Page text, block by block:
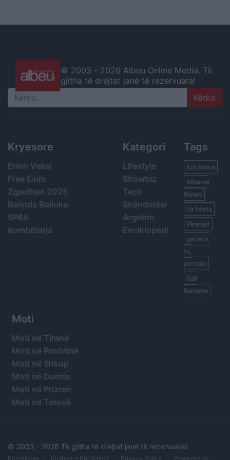
© 2003 - 2026 Albeu Online Media. Të
gjitha të drejtat janë të rezervuara!
Search
Kryesore
Erion Veliaj
Free Esim
Zgjedhjet 2025
Belinda Balluku
SPAK
Kombëtarja
Kategori
Lifestyle
Showbiz
Tech
Shëndetësi
Argetim
Enciklopedi
Tags
Edi Rama
Albania
News
Ilir Meta
Piranjat
gazeta,
tv,
portale
Sali
Berisha
Moti
Moti në Tiranë
Moti në Prishtinë
Moti në Shkup
Moti në Durrës
Moti në Prizren
Moti në Tetovë
© 2003 - 2026 Të gjitha të drejtat janë të rezervuara!
Kontaktoni Kushtet e Përdorimit Privacy Policy Powered by: